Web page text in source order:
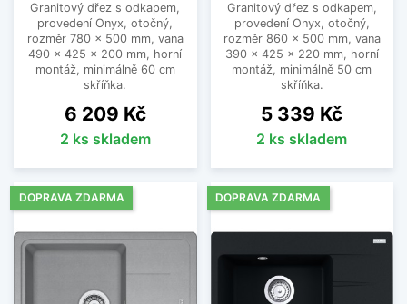
Granitový dřez s odkapem,
provedení Onyx, otočný,
rozměr 780 x 500 mm, vana
490 x 425 x 200 mm, horní
montáž, minimálně 60 cm
skříňka.
Cena
6 209 Kč
2 ks skladem
Granitový dřez s odkapem,
provedení Onyx, otočný,
rozměr 860 x 500 mm, vana
390 x 425 x 220 mm, horní
montáž, minimálně 50 cm
skříňka.
Cena
5 339 Kč
2 ks skladem
DOPRAVA ZDARMA DOPRAVA ZDARMA